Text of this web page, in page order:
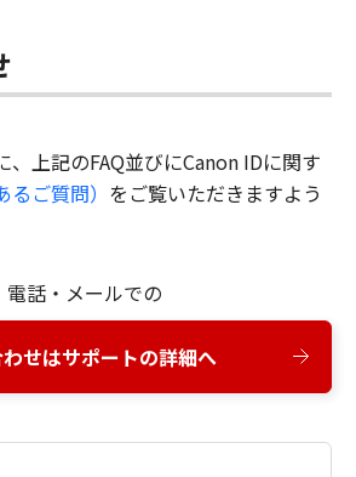
、上記のFAQ並びにCanon IDに関す
ご質問） をご覧いただきますよう
電話・メールでの
せはサポートの詳細へ